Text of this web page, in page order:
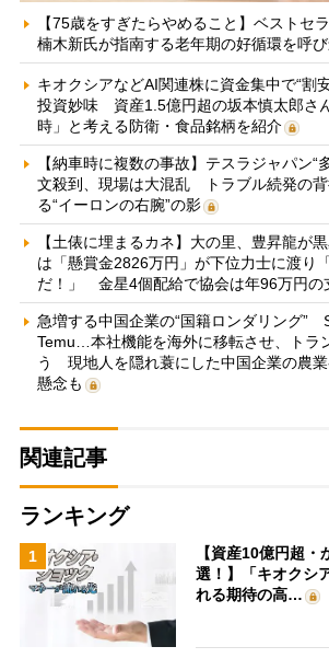
【75歳をすぎたらやめること】ベストセ
楠木新氏が指南する老年期の好循環を呼
キオクシアなどAI関連株に資金集中で“割
投資妙味 資産1.5億円超の坂本慎太郎さ
時」と考える防衛・食品銘柄を紹介
【納車時に複数の事故】テスラジャパン“
文殺到、現場は大混乱 トラブル続発の
る“イーロンの右腕”の影
【土俵に埋まるカネ】大の里、豊昇龍が
は「懸賞金2826万円」が下位力士に渡り
だ！」 金星4個配給で協会は年96万円の
急増する中国企業の“国籍ロンダリング”
Temu…本社機能を海外に移転させ、トラ
う 現地人を隠れ蓑にした中国企業の農
懸念も
関連記事
ランキング
1
【資産10億円超
選！】「キオクシ
れる期待の高…